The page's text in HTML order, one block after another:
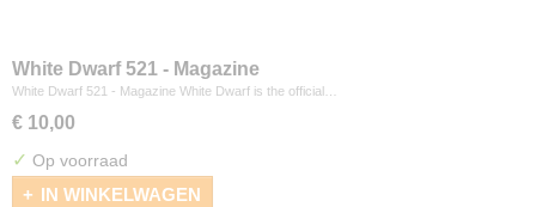
White Dwarf 521 - Magazine
White Dwarf 521 - Magazine White Dwarf is the official…
€ 10,00
✓ Op voorraad
IN WINKELWAGEN